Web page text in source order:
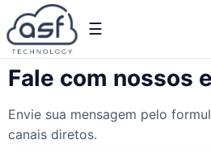
☰
Fale com nossos
Envie sua mensagem pelo
canais diretos.